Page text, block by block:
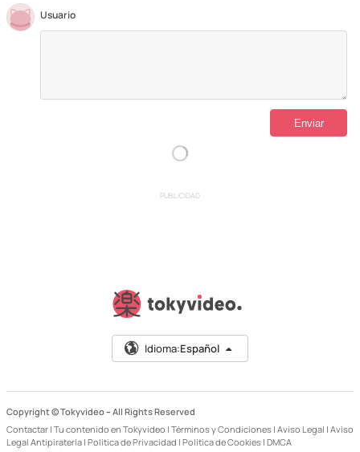
Usuario
PUBLICIDAD
Idioma:Español
Copyright © Tokyvideo – All Rights Reserved
Contactar | Tu contenido en Tokyvideo | Términos y Condiciones | Aviso Legal | Aviso
Legal Antipiratería | Política de Privacidad | Política de Cookies | DMCA